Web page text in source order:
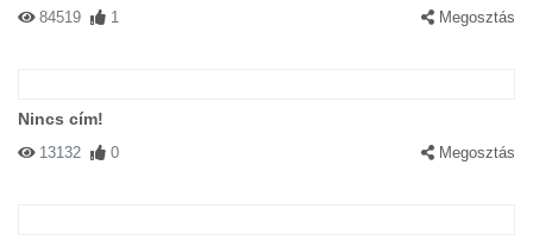
84519 1 Megosztás
Nincs cím!
13132 0 Megosztás